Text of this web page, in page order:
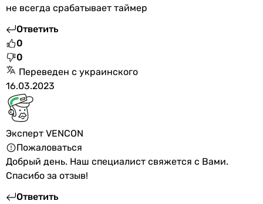
не всегда срабатывает таймер
Ответить
0
0
Переведен с украинского
16.03.2023
Эксперт VENCON
Пожаловаться
Добрый день. Наш специалист свяжется с Вами.
Спасибо за отзыв!
Ответить